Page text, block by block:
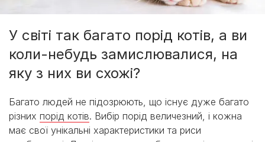
У світі так багато порід котів, а ви
коли-небудь замислювалися, на
яку з них ви схожі?
Багато людей не підозрюють, що існує дуже багато
різних порід котів. Вибір порід величезний, і кожна
має свої унікальні характеристики та риси